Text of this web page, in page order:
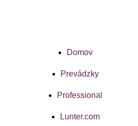
Domov
Prevádzky
Professional
Lunter.com